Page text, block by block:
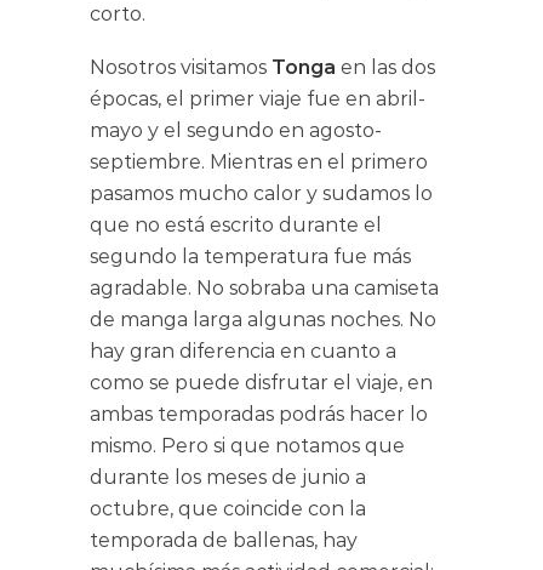
corto.
Nosotros visitamos Tonga en las dos
épocas, el primer viaje fue en abril-
mayo y el segundo en agosto-
septiembre. Mientras en el primero
pasamos mucho calor y sudamos lo
que no está escrito durante el
segundo la temperatura fue más
agradable. No sobraba una camiseta
de manga larga algunas noches. No
hay gran diferencia en cuanto a
como se puede disfrutar el viaje, en
ambas temporadas podrás hacer lo
mismo. Pero si que notamos que
durante los meses de junio a
octubre, que coincide con la
temporada de ballenas, hay